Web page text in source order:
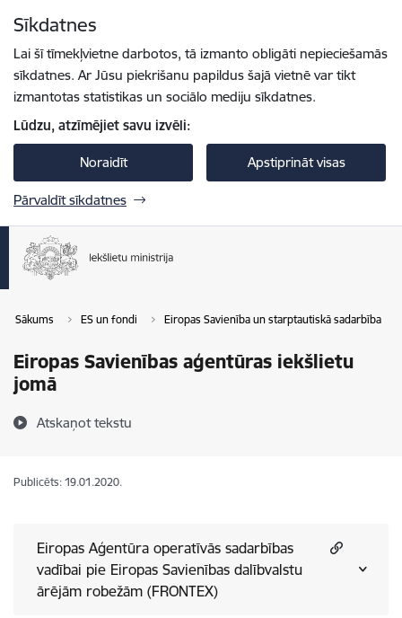
Sīkdatnes
Lai šī tīmekļvietne darbotos, tā izmanto obligāti nepieciešamās
sīkdatnes. Ar Jūsu piekrišanu papildus šajā vietnē var tikt
izmantotas statistikas un sociālo mediju sīkdatnes.
Lūdzu, atzīmējiet savu izvēli:
Noraidīt Apstiprināt visas
Pārvaldīt sīkdatnes
Sākums ES un fondi Eiropas Savienība un starptautiskā sadarbība
Eiropas Savienības aģentūras iekšlietu
jomā
Atskaņot tekstu
Publicēts: 19.01.2020.
Eiropas Aģentūra operatīvās sadarbības
vadībai pie Eiropas Savienības dalībvalstu
ārējām robežām (FRONTEX)